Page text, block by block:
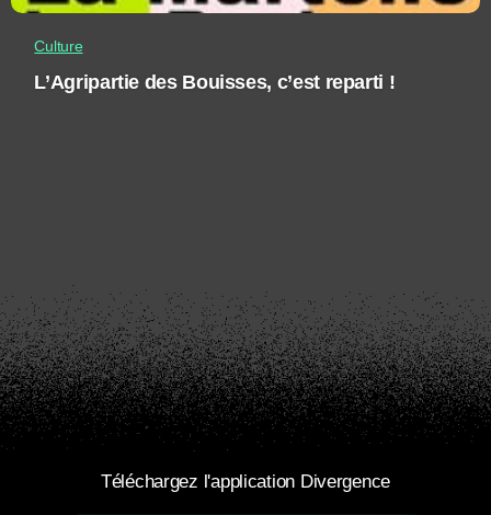
Culture
L’Agripartie des Bouisses, c’est reparti !
Téléchargez l'application Divergence